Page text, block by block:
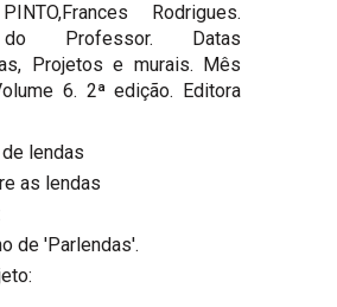
Rodrigues.
do Professor. Datas
Projetos e murais. Mês
6. 2ª edição. Editora
lendas
as lendas
de 'Parlendas'.